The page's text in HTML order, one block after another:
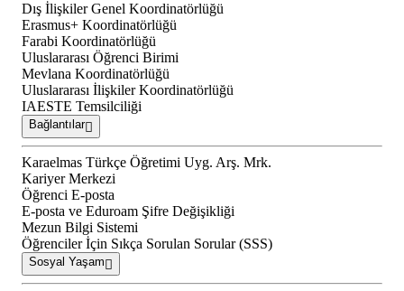
Dış İlişkiler Genel Koordinatörlüğü
Erasmus+ Koordinatörlüğü
Farabi Koordinatörlüğü
Uluslararası Öğrenci Birimi
Mevlana Koordinatörlüğü
Uluslararası İlişkiler Koordinatörlüğü
IAESTE Temsilciliği
Bağlantılar
Karaelmas Türkçe Öğretimi Uyg. Arş. Mrk.
Kariyer Merkezi
Öğrenci E-posta
E-posta ve Eduroam Şifre Değişikliği
Mezun Bilgi Sistemi
Öğrenciler İçin Sıkça Sorulan Sorular (SSS)
Sosyal Yaşam